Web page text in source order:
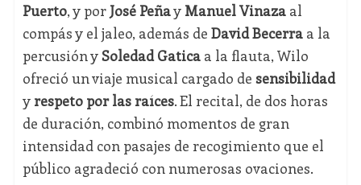
Puerto, y por José Peñay Manuel Vinazaal
compás y el jaleo, además de David Becerraa la
percusión ySoledad Gaticaa la flauta, Wilo
ofreció un viaje musical cargado de sensibilidad
y respeto por las raíces. El recital, de dos horas
de duración, combinó momentos de gran
intensidad con pasajes de recogimiento que el
público agradeció con numerosas ovaciones.